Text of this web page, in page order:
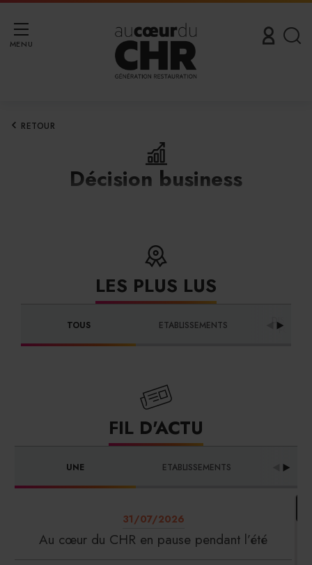
MENU
RETOUR
Décision business
LES PLUS LUS
TOUS ETABLISSEMENTS
FIL D'ACTU
UNE ETABLISSEMENTS
31/07/2026
Au cœur du CHR en pause pendant l’été